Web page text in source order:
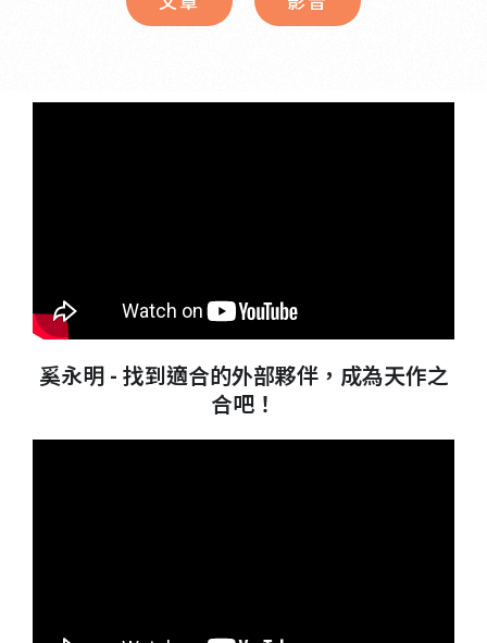
奚永明 - 找到適合的外部夥伴，成為天作之
合吧！